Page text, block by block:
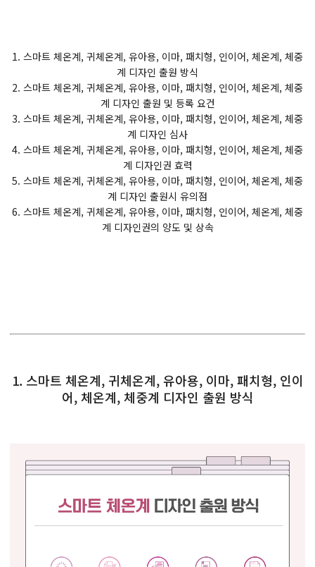
1. 스마트 체온계, 귀체온계, 유아용, 이마, 패치형, 인이어, 체온계, 체중
계 디자인 출원 방식
2. 스마트 체온계, 귀체온계, 유아용, 이마, 패치형, 인이어, 체온계, 체중
계 디자인 출원 및 등록 요건
3. 스마트 체온계, 귀체온계, 유아용, 이마, 패치형, 인이어, 체온계, 체중
계 디자인 심사
4. 스마트 체온계, 귀체온계, 유아용, 이마, 패치형, 인이어, 체온계, 체중
계 디자인권 효력
5. 스마트 체온계, 귀체온계, 유아용, 이마, 패치형, 인이어, 체온계, 체중
계 디자인 출원시 유의점
6. 스마트 체온계, 귀체온계, 유아용, 이마, 패치형, 인이어, 체온계, 체중
계 디자인권의 양도 및 상속
1. 스마트 체온계, 귀체온계, 유아용, 이마, 패치형, 인이
어, 체온계, 체중계 디자인 출원 방식